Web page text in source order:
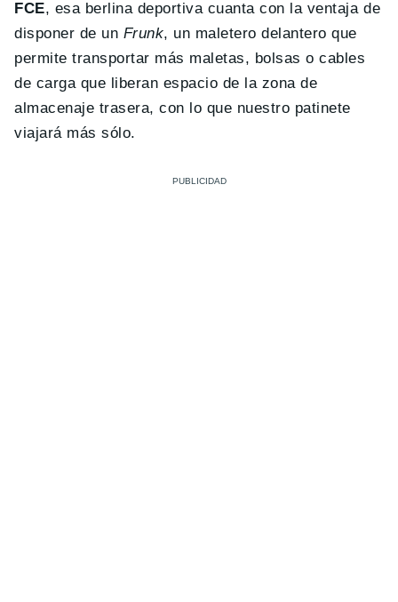
FCE, esa berlina deportiva cuanta con la ventaja de
disponer de un Frunk, un maletero delantero que
permite transportar más maletas, bolsas o cables
de carga que liberan espacio de la zona de
almacenaje trasera, con lo que nuestro patinete
viajará más sólo.